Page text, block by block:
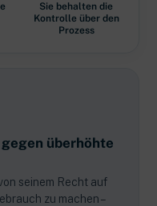
Sie behalten die
Kontrolle über den
Prozess
überhöhte
seinem Recht auf
zu machen –